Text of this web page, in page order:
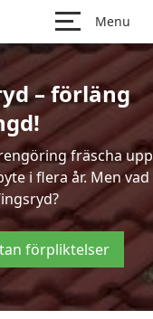
Menu
– förläng
fräscha upp
i flera år. Men vad
förpliktelser